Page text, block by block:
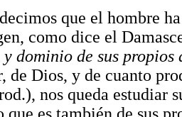
que el hombre
como dice el
dominio de sus propios
de Dios, y de cuanto
nos queda estudiar